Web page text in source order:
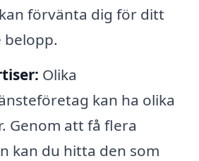
förvänta dig för ditt
belopp.
Olika
kan ha olika
Genom att få flera
kan du hitta den som